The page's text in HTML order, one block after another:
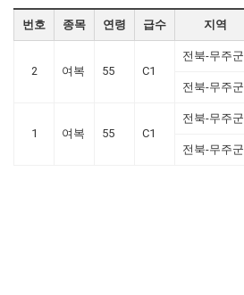
번호 종목 연령 급수 지역
2 여복 55 C1
전북-무주군
전북-무주군
1 여복 55 C1
전북-무주군
전북-무주군